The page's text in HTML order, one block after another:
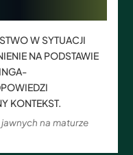
W SYTUACJI
NA PODSTAWIE
KONTEKST.
na maturze